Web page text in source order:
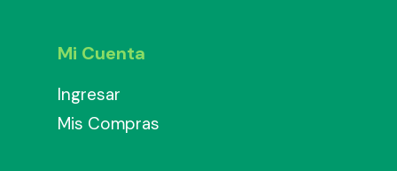
Mi Cuenta
Ingresar
Mis Compras